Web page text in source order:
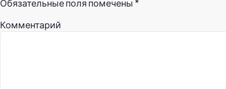
Обязательные поля помечены *
Комментарий